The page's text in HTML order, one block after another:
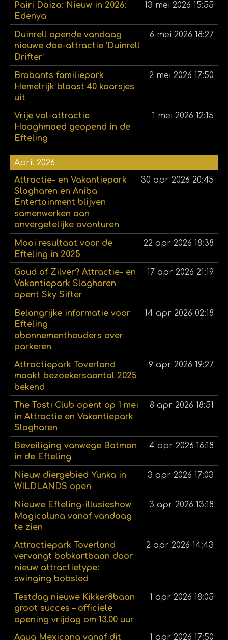
Pairi Daiza: Nieuw in 2026:
Edenya
13 mei 2026 15:55
Duinrell opende vandaag
nieuwe doe-attractie ‘Duinrell
Drifter’
6 mei 2026 18:27
Brabants familiepark
Hemelrijk blaast 40 kaarsjes
uit
2 mei 2026 17:50
Vrije val-attractie
Hooghmoed geopend in de
Efteling
1 mei 2026 12:15
April 2026
Attractie- en Vakantiepark
Slagharen en Aniba
Entertainment blijven
samenwerken aan
onvergetelijke avonturen
30 apr 2026 20:45
Mooi resultaat voor de
Efteling in 2025
22 apr 2026 18:38
Goud of Zilver? Attractie- en
Vakantiepark Slagharen
opent Sky Sifter
17 apr 2026 21:19
Belangrijke informatie voor
Efteling
abonnementhouders over
parkeren
14 apr 2026 02:18
Attractiepark Toverland
maakt bezoekersaantal 2025
bekend
9 apr 2026 19:27
The Tosti Club opent op 1 mei
in Attractie en Vakantiepark
Slagharen
8 apr 2026 18:51
Beveiliging vanwege Batman
in de Efteling
4 apr 2026 16:18
Nieuw diergebied Yunka in
WILDLANDS open
3 apr 2026 17:03
Nieuwe Efteling-illusieshow
Magicaluna vanaf vandaag
te zien
3 apr 2026 13:18
Attractiepark Toverland
vervangt bobkartbaan door
nieuw attractietype:
swinging bobsled
2 apr 2026 14:43
Testdag nieuwe Kikker8baan
groot succes – officiële
opening vrijdag om 13.00 uur
1 apr 2026 18:05
Aqua Mexicana vanaf dit 1 apr 2026 17:50